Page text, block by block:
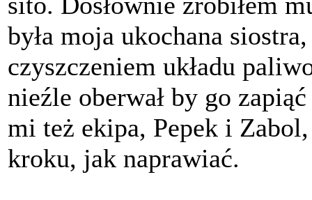
była moja ukochana
czyszczeniem układu
nieźle oberwał by go
mi też ekipa, Pepek i
kroku, jak naprawiać.